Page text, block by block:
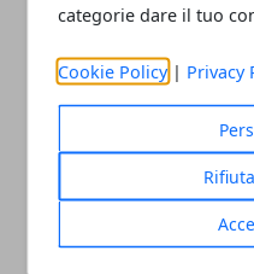
categorie dare il tuo
Cookie Policy | Privacy